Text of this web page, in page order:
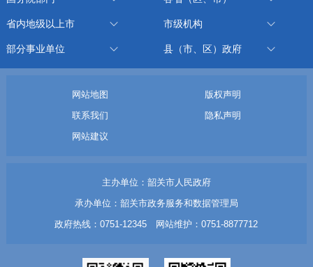
省内地级以上市 市级机构
部分事业单位 县（市、区）政府
网站地图
版权声明
联系我们
隐私声明
网站建议
主办单位：韶关市人民政府
承办单位：韶关市政务服务和数据管理局
政府热线：0751-12345 网站维护：0751-8877712